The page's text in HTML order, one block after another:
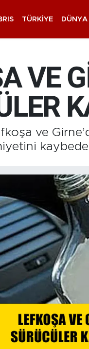
TÜRKIYE DÜNYA
VE
ve